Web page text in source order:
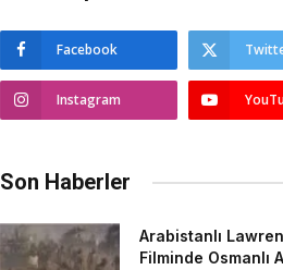
Facebook
Instagram
Son Haberler
Arabistanlı
Filminde Osmanlı